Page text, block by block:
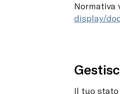
Normativa
display/
Il tuo stato